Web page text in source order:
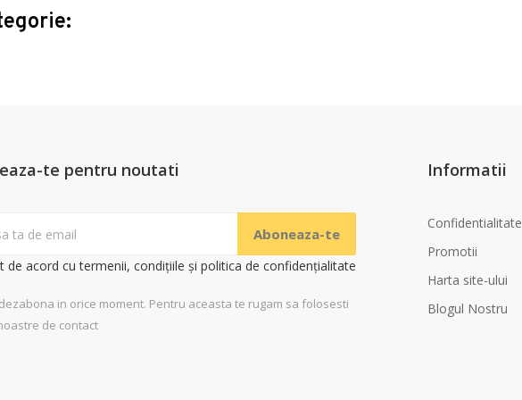
te pentru noutati
de acord cu termenii, condițiile și politica de confidențialitate
in orice moment. Pentru aceasta te rugam sa folosesti
de contact
Informatii
Confidentialitate
Promotii
Harta site-ului
Blogul Nostru